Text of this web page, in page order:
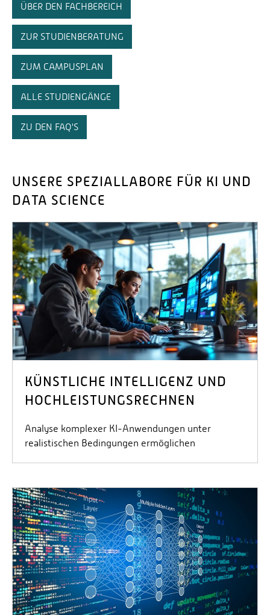
ÜBER DEN FACHBEREICH
ZUR STUDIENBERATUNG
ZUM CAMPUSPLAN
ALLE STUDIENGÄNGE
ZU DEN FAQ'S
UNSERE SPEZIALLABORE FÜR KI UND
DATA SCIENCE
KÜNSTLICHE INTELLIGENZ UND
HOCHLEISTUNGSRECHNEN
Analyse komplexer KI-Anwendungen unter
realistischen Bedingungen ermöglichen